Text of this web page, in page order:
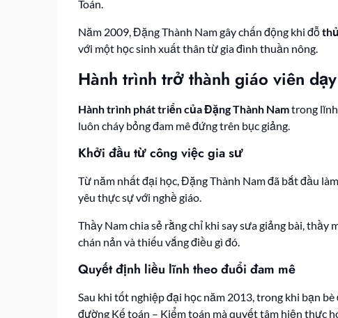
Toán.
Năm 2009, Đặng Thành Nam gây chấn động khi đỗ
với một học sinh xuất thân từ gia đình thuần nông.
Hành trình trở thành giáo viên
Hành trình phát triển của Đặng Thành Namtrong
luôn cháy bỏng đam mê đứng trên bục giảng.
Khởi đầu từ công việc gia sư
Từ năm nhất đại học, Đặng Thành Nam đã bắt đầu
yêu thực sự với nghề giáo.
Thầy Nam chia sẻ rằng chỉ khi say sưa giảng bài,
chán nản và thiếu vắng điều gì đó.
Quyết định liều lĩnh theo đuổi đam mê
Sau khi tốt nghiệp đại học năm 2013, trong khi bạn
đường Kế toán – Kiểm toán mà quyết tâm hiện thực